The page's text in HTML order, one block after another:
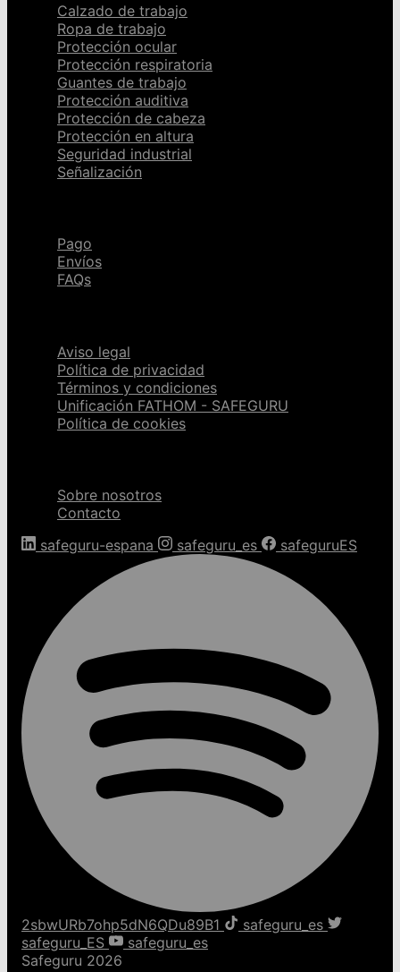
Calzado de trabajo
Ropa de trabajo
Protección ocular
Protección respiratoria
Guantes de trabajo
Protección auditiva
Protección de cabeza
Protección en altura
Seguridad industrial
Señalización
Pago
Envíos
FAQs
Aviso legal
Política de privacidad
Términos y condiciones
Unificación FATHOM - SAFEGURU
Política de cookies
Sobre nosotros
Contacto
safeguru-espana
safeguru_es safeguruES
2sbwURb7ohp5dN6QDu89B1
safeguru_es
safeguru_ES
safeguru_es
Safeguru 2026